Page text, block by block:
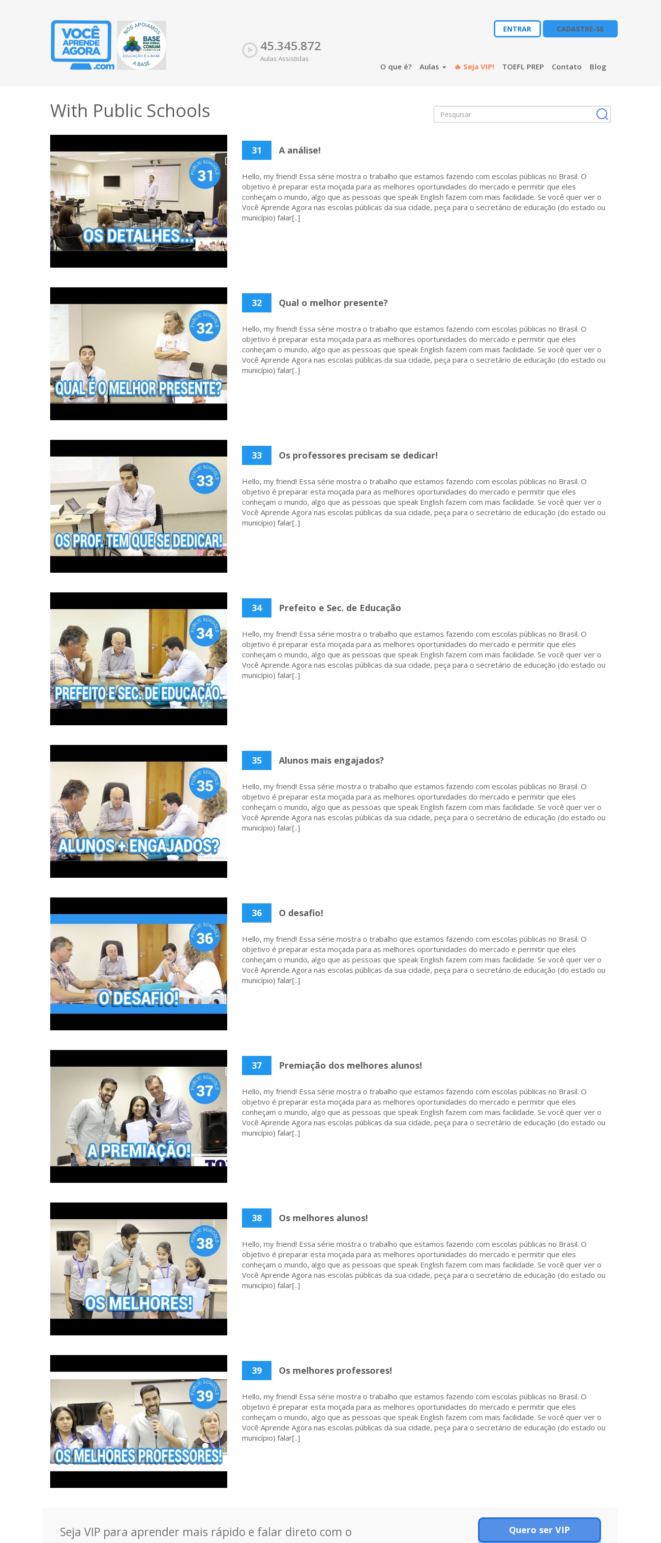
ENTRAR CADASTRE-SE
45.345.872
Aulas Assistidas
O que é? Aulas 🔥 Seja VIP! TOEFL PREP Contato Blog
With Public Schools
31 A análise!
Hello, my friend! Essa série mostra o trabalho que estamos fazendo com escolas públicas no Brasil. O
objetivo é preparar esta moçada para as melhores oportunidades do mercado e permitir que eles
conheçam o mundo, algo que as pessoas que speak English fazem com mais facilidade. Se você quer ver o
Você Aprende Agora nas escolas públicas da sua cidade, peça para o secretário de educação (do estado ou
município) falar[..]
32 Qual o melhor presente?
Hello, my friend! Essa série mostra o trabalho que estamos fazendo com escolas públicas no Brasil. O
objetivo é preparar esta moçada para as melhores oportunidades do mercado e permitir que eles
conheçam o mundo, algo que as pessoas que speak English fazem com mais facilidade. Se você quer ver o
Você Aprende Agora nas escolas públicas da sua cidade, peça para o secretário de educação (do estado ou
município) falar[..]
33 Os professores precisam se dedicar!
Hello, my friend! Essa série mostra o trabalho que estamos fazendo com escolas públicas no Brasil. O
objetivo é preparar esta moçada para as melhores oportunidades do mercado e permitir que eles
conheçam o mundo, algo que as pessoas que speak English fazem com mais facilidade. Se você quer ver o
Você Aprende Agora nas escolas públicas da sua cidade, peça para o secretário de educação (do estado ou
município) falar[..]
34 Prefeito e Sec. de Educação
Hello, my friend! Essa série mostra o trabalho que estamos fazendo com escolas públicas no Brasil. O
objetivo é preparar esta moçada para as melhores oportunidades do mercado e permitir que eles
conheçam o mundo, algo que as pessoas que speak English fazem com mais facilidade. Se você quer ver o
Você Aprende Agora nas escolas públicas da sua cidade, peça para o secretário de educação (do estado ou
município) falar[..]
35 Alunos mais engajados?
Hello, my friend! Essa série mostra o trabalho que estamos fazendo com escolas públicas no Brasil. O
objetivo é preparar esta moçada para as melhores oportunidades do mercado e permitir que eles
conheçam o mundo, algo que as pessoas que speak English fazem com mais facilidade. Se você quer ver o
Você Aprende Agora nas escolas públicas da sua cidade, peça para o secretário de educação (do estado ou
município) falar[..]
36 O desafio!
Hello, my friend! Essa série mostra o trabalho que estamos fazendo com escolas públicas no Brasil. O
objetivo é preparar esta moçada para as melhores oportunidades do mercado e permitir que eles
conheçam o mundo, algo que as pessoas que speak English fazem com mais facilidade. Se você quer ver o
Você Aprende Agora nas escolas públicas da sua cidade, peça para o secretário de educação (do estado ou
município) falar[..]
37 Premiação dos melhores alunos!
Hello, my friend! Essa série mostra o trabalho que estamos fazendo com escolas públicas no Brasil. O
objetivo é preparar esta moçada para as melhores oportunidades do mercado e permitir que eles
conheçam o mundo, algo que as pessoas que speak English fazem com mais facilidade. Se você quer ver o
Você Aprende Agora nas escolas públicas da sua cidade, peça para o secretário de educação (do estado ou
município) falar[..]
38 Os melhores alunos!
Hello, my friend! Essa série mostra o trabalho que estamos fazendo com escolas públicas no Brasil. O
objetivo é preparar esta moçada para as melhores oportunidades do mercado e permitir que eles
conheçam o mundo, algo que as pessoas que speak English fazem com mais facilidade. Se você quer ver o
Você Aprende Agora nas escolas públicas da sua cidade, peça para o secretário de educação (do estado ou
município) falar[..]
39 Os melhores professores!
Hello, my friend! Essa série mostra o trabalho que estamos fazendo com escolas públicas no Brasil. O
objetivo é preparar esta moçada para as melhores oportunidades do mercado e permitir que eles
conheçam o mundo, algo que as pessoas que speak English fazem com mais facilidade. Se você quer ver o
Você Aprende Agora nas escolas públicas da sua cidade, peça para o secretário de educação (do estado ou
município) falar[..]
Seja VIP para aprender mais rápido e falar direto com o
Quero ser VIP